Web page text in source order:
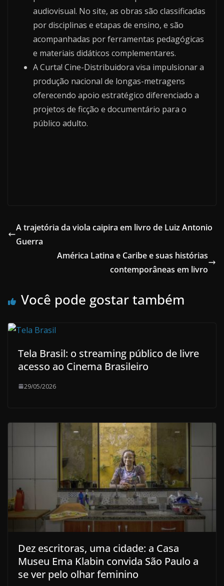
audiovisual. No site, as obras são classificadas
por disciplinas e etapas de ensino, e são
acompanhadas por ferramentas pedagógicas
e materiais didáticos complementares.
A Curta! Cine-Distribuidora visa impulsionar a
produção nacional de longas-metragens
oferecendo apoio estratégico diferenciado a
projetos de ficção e documentário para o
público adulto.
A trajetória da viola caipira em livro de Luiz Antonio
Guerra
América Latina e Caribe e suas histórias
contemporâneas em livro
Você pode gostar também
Tela Brasil: o streaming público de livre
acesso ao Cinema Brasileiro
29/05/2026
Dez escritoras, uma cidade: a Casa
Museu Ema Klabin convida São Paulo a
se ver pelo olhar feminino